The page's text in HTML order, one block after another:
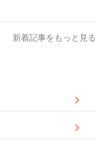
新着記事をもっと見る